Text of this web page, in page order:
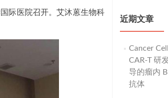
际医院召开。艾沐蒽生物科
近期文章
Cancer
CAR-T 研
导的瘤内
抗体